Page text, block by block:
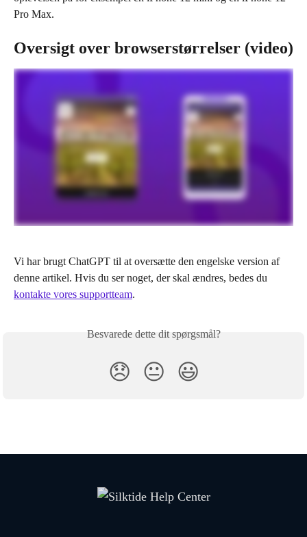
Pro Max.
Oversigt over browserstørrelser (video)
Vi har brugt ChatGPT til at oversætte den engelske version af
denne artikel. Hvis du ser noget, der skal ændres, bedes du
kontakte vores supportteam.
Besvarede dette dit spørgsmål?
😞 😐 😃